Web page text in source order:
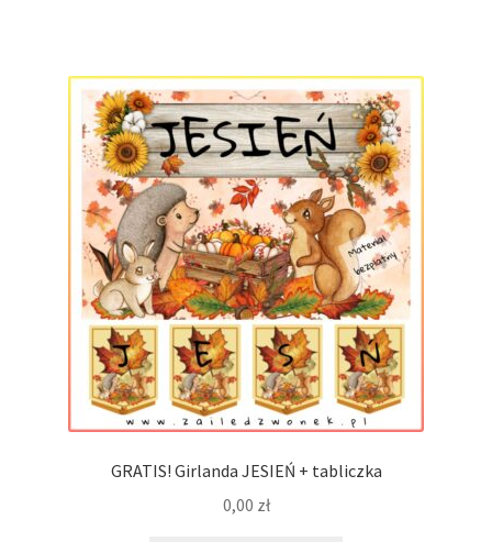
GRATIS! Girlanda JESIEŃ + tabliczka
0,00 zł